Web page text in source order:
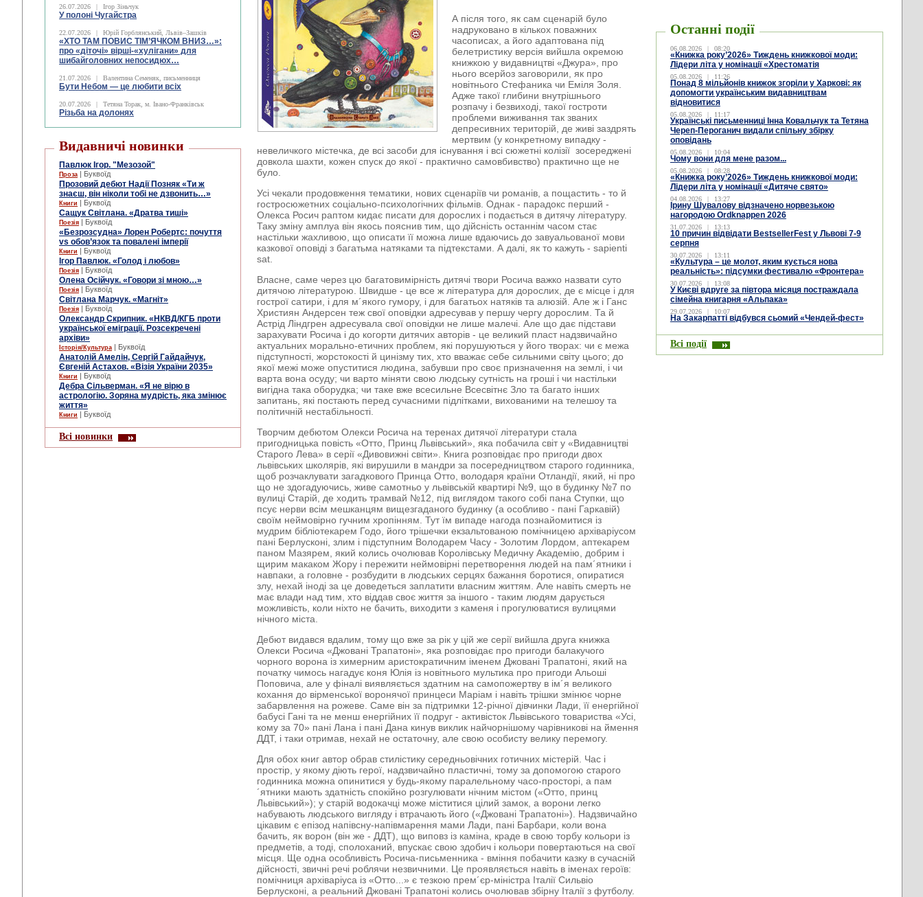
26.07.2026 | Ігор Зіньчук
У полоні Чугайстра
22.07.2026 | Юрій Горблянський, Львів–Зашків
«ХТО ТАМ ПОВИС ТІМ’ЯЧКОМ ВНИЗ…»:
про «діточі» вірші-«хулігани» для
шибайголовних непосидюх…
21.07.2026 | Валентина Семеняк, письменниця
Бути Небом ― це любити всіх
20.07.2026 | Тетяна Торак, м. Івано-Франківськ
Різьба на долонях
Видавничі новинки
Павлюк Ігор. "Мезозой"
Проза | Буквоїд
Прозовий дебют Надії Позняк «Ти ж
знаєш, він ніколи тобі не дзвонить…»
Книги | Буквоїд
Сащук Світлана. «Дратва тиші»
Поезія | Буквоїд
«Безрозсудна» Лорен Робертс: почуття
vs обов’язок та повалені імперії
Книги | Буквоїд
Ігор Павлюк. «Голод і любов»
Поезія | Буквоїд
Олена Осійчук. «Говори зі мною…»
Поезія | Буквоїд
Світлана Марчук. «Магніт»
Поезія | Буквоїд
Олександр Скрипник. «НКВД/КГБ проти
української еміграції. Розсекречені
архіви»
Історія/Культура | Буквоїд
Анатолій Амелін, Сергій Гайдайчук,
Євгеній Астахов. «Візія України 2035»
Книги | Буквоїд
Дебра Сільверман. «Я не вірю в
астрологію. Зоряна мудрість, яка змінює
життя»
Книги | Буквоїд
Всі новинки
А після того, як сам сценарій було
надруковано в кількох поважних
часописах, а його адаптована під
белетристику версія вийшла окремою
книжкою у видавництві «Джура», про
нього всерйоз заговорили, як про
новітнього Стефаника чи Еміля Золя.
Адже такої глибини внутрішнього
розпачу і безвиході, такої гостроти
проблеми виживання так званих
депресивних територій, де живі заздрять
мертвим (у конкретному випадку -
невеличкого містечка, де всі засоби для існування і всі сюжетні колізії зосереджені
довкола шахти, кожен спуск до якої - практично самовбивство) практично ще не
було.
Усі чекали продовження тематики, нових сценаріїв чи романів, а пощастить - то й
гостросюжетних соціально-психологічних фільмів. Однак - парадокс перший -
Олекса Росич раптом кидає писати для дорослих і подається в дитячу літературу.
Таку зміну амплуа він якось пояснив тим, що дійсність останнім часом стає
настільки жахливою, що описати її можна лише вдаючись до завуальованої мови
казкової оповіді з багатьма натяками та підтекстами. А далі, як то кажуть - sapienti
sat.
Власне, саме через цю багатовимірність дитячі твори Росича важко назвати суто
дитячою літературою. Швидше - це все ж література для дорослих, де є місце і для
гострої сатири, і для м´якого гумору, і для багатьох натяків та алюзій. Але ж і Ганс
Християн Андерсен теж свої оповідки адресував у першу чергу дорослим. Та й
Астрід Ліндгрен адресувала свої оповідки не лише малечі. Але що дає підстави
зарахувати Росича і до когорти дитячих авторів - це великий пласт надзвичайно
актуальних морально-етичних проблем, які порушуються у його творах: чи є межа
підступності, жорстокості й цинізму тих, хто вважає себе сильними світу цього; до
якої межі може опуститися людина, забувши про своє призначення на землі, і чи
варта вона осуду; чи варто міняти свою людську сутність на гроші і чи настільки
вигідна така оборудка; чи таке вже всесильне Всесвітнє Зло та багато інших
запитань, які постають перед сучасними підлітками, вихованими на телешоу та
політичній нестабільності.
Творчим дебютом Олекси Росича на теренах дитячої літератури стала
пригодницька повість «Отто, Принц Львівський», яка побачила світ у «Видавництві
Старого Лева» в серії «Дивовижні світи». Книга розповідає про пригоди двох
львівських школярів, які вирушили в мандри за посередництвом старого годинника,
щоб розчаклувати загадкового Принца Отто, володаря країни Отландії, який, ні про
що не здогадуючись, живе самотньо у львівській квартирі №9, що в будинку №7 по
вулиці Старій, де ходить трамвай №12, під виглядом такого собі пана Ступки, що
псує нерви всім мешканцям вищезгаданого будинку (а особливо - пані Гаркавій)
своїм неймовірно гучним хропінням. Тут їм випаде нагода познайомитися із
мудрим бібліотекарем Годо, його трішечки екзальтованою помічницею архіваріусом
пані Берлусконі, злим і підступним Володарем Часу - Золотим Лордом, аптекарем
паном Мазярем, який колись очолював Королівську Медичну Академію, добрим і
щирим макаком Жору і пережити неймовірні перетворення людей на пам´ятники і
навпаки, а головне - розбудити в людських серцях бажання боротися, опиратися
злу, нехай іноді за це доведеться заплатити власним життям. Але навіть смерть не
має влади над тим, хто віддав своє життя за іншого - таким людям дарується
можливість, коли ніхто не бачить, виходити з каменя і прогулюватися вулицями
нічного міста.
Дебют видався вдалим, тому що вже за рік у цій же серії вийшла друга книжка
Олекси Росича «Джовані Трапатоні», яка розповідає про пригоди балакучого
чорного ворона із химерним аристократичним іменем Джовані Трапатоні, який на
початку чимось нагадує коня Юлія із новітнього мультика про пригоди Альоші
Поповича, але у фіналі виявляється здатним на самопожертву в ім´я великого
кохання до вірменської воронячої принцеси Маріам і навіть трішки змінює чорне
забарвлення на рожеве. Саме він за підтримки 12-річної дівчинки Лади, її енергійної
бабусі Гані та не менш енергійних її подруг - активісток Львівського товариства «Усі,
кому за 70» пані Лана і пані Дана кинув виклик найчорнішому чарівникові на ймення
ДДТ, і таки отримав, нехай не остаточну, але свою особисту велику перемогу.
Для обох книг автор обрав стилістику середньовічних готичних містерій. Час і
простір, у якому діють герої, надзвичайно пластичні, тому за допомогою старого
годинника можна опинитися у будь-якому паралельному часо-просторі, а пам
´ятники мають здатність спокійно розгулювати нічним містом («Отто, принц
Львівський»); у старій водокачці може міститися цілий замок, а ворони легко
набувають людського вигляду і втрачають його («Джовані Трапатоні»). Надзвичайно
цікавим є епізод напівсну-напівмарення мами Лади, пані Барбари, коли вона
бачить, як ворон (він же - ДДТ), що виповз із каміна, краде в свою торбу кольори із
предметів, а тоді, сполоханий, впускає свою здобич і кольори повертаються на свої
місця. Ще одна особливість Росича-письменника - вміння побачити казку в сучасній
дійсності, звичні речі роблячи незвичними. Це проявляється навіть в іменах героїв:
помічниця архіваріуса із «Отто...» є тезкою прем´єр-міністра Італії Сильвіо
Берлусконі, а реальний Джовані Трапатоні колись очолював збірну Італії з футболу.
Останні події
06.08.2026 | 08:20
«Книжка року’2026» Тиждень книжкової моди:
Лідери літа у номінації «Хрестоматія
05.08.2026 | 11:26
Понад 8 мільйонів книжок згоріли у Харкові: як
допомогти українським видавництвам
відновитися
05.08.2026 | 11:17
Українські письменниці Інна Ковальчук та Тетяна
Череп-Пероганич видали спільну збірку
оповідань
05.08.2026 | 10:04
Чому вони для мене разом...
05.08.2026 | 08:28
«Книжка року’2026» Тиждень книжкової моди:
Лідери літа у номінації «Дитяче свято»
04.08.2026 | 13:27
Ірину Шувалову відзначено норвезькою
нагородою Ordknappen 2026
31.07.2026 | 13:13
10 причин відвідати BestsellerFest у Львові 7-9
серпня
30.07.2026 | 13:11
«Культура – це молот, яким кується нова
реальність»: підсумки фестивалю «Фронтера»
30.07.2026 | 13:08
У Києві вдруге за півтора місяця постраждала
сімейна книгарня «Альпака»
29.07.2026 | 10:07
На Закарпатті відбувся сьомий «Чендей-фест»
Всі події